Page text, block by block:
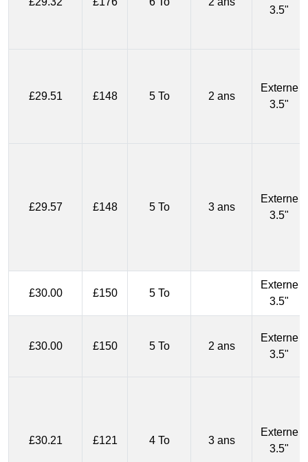
3.5"
£29.51 £148 5 To 2 ans
Externe
3.5"
£29.57 £148 5 To 3 ans
Externe
3.5"
£30.00 £150 5 To
Externe
3.5"
£30.00 £150 5 To 2 ans
Externe
3.5"
£30.21 £121 4 To 3 ans
Externe
3.5"